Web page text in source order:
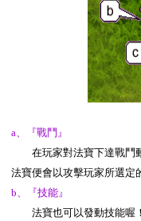
a、『戰鬥』
在玩家對法寶下達戰鬥動
法寶便會以攻擊玩家所選定
b、『技能』
法寶也可以發動技能喔！